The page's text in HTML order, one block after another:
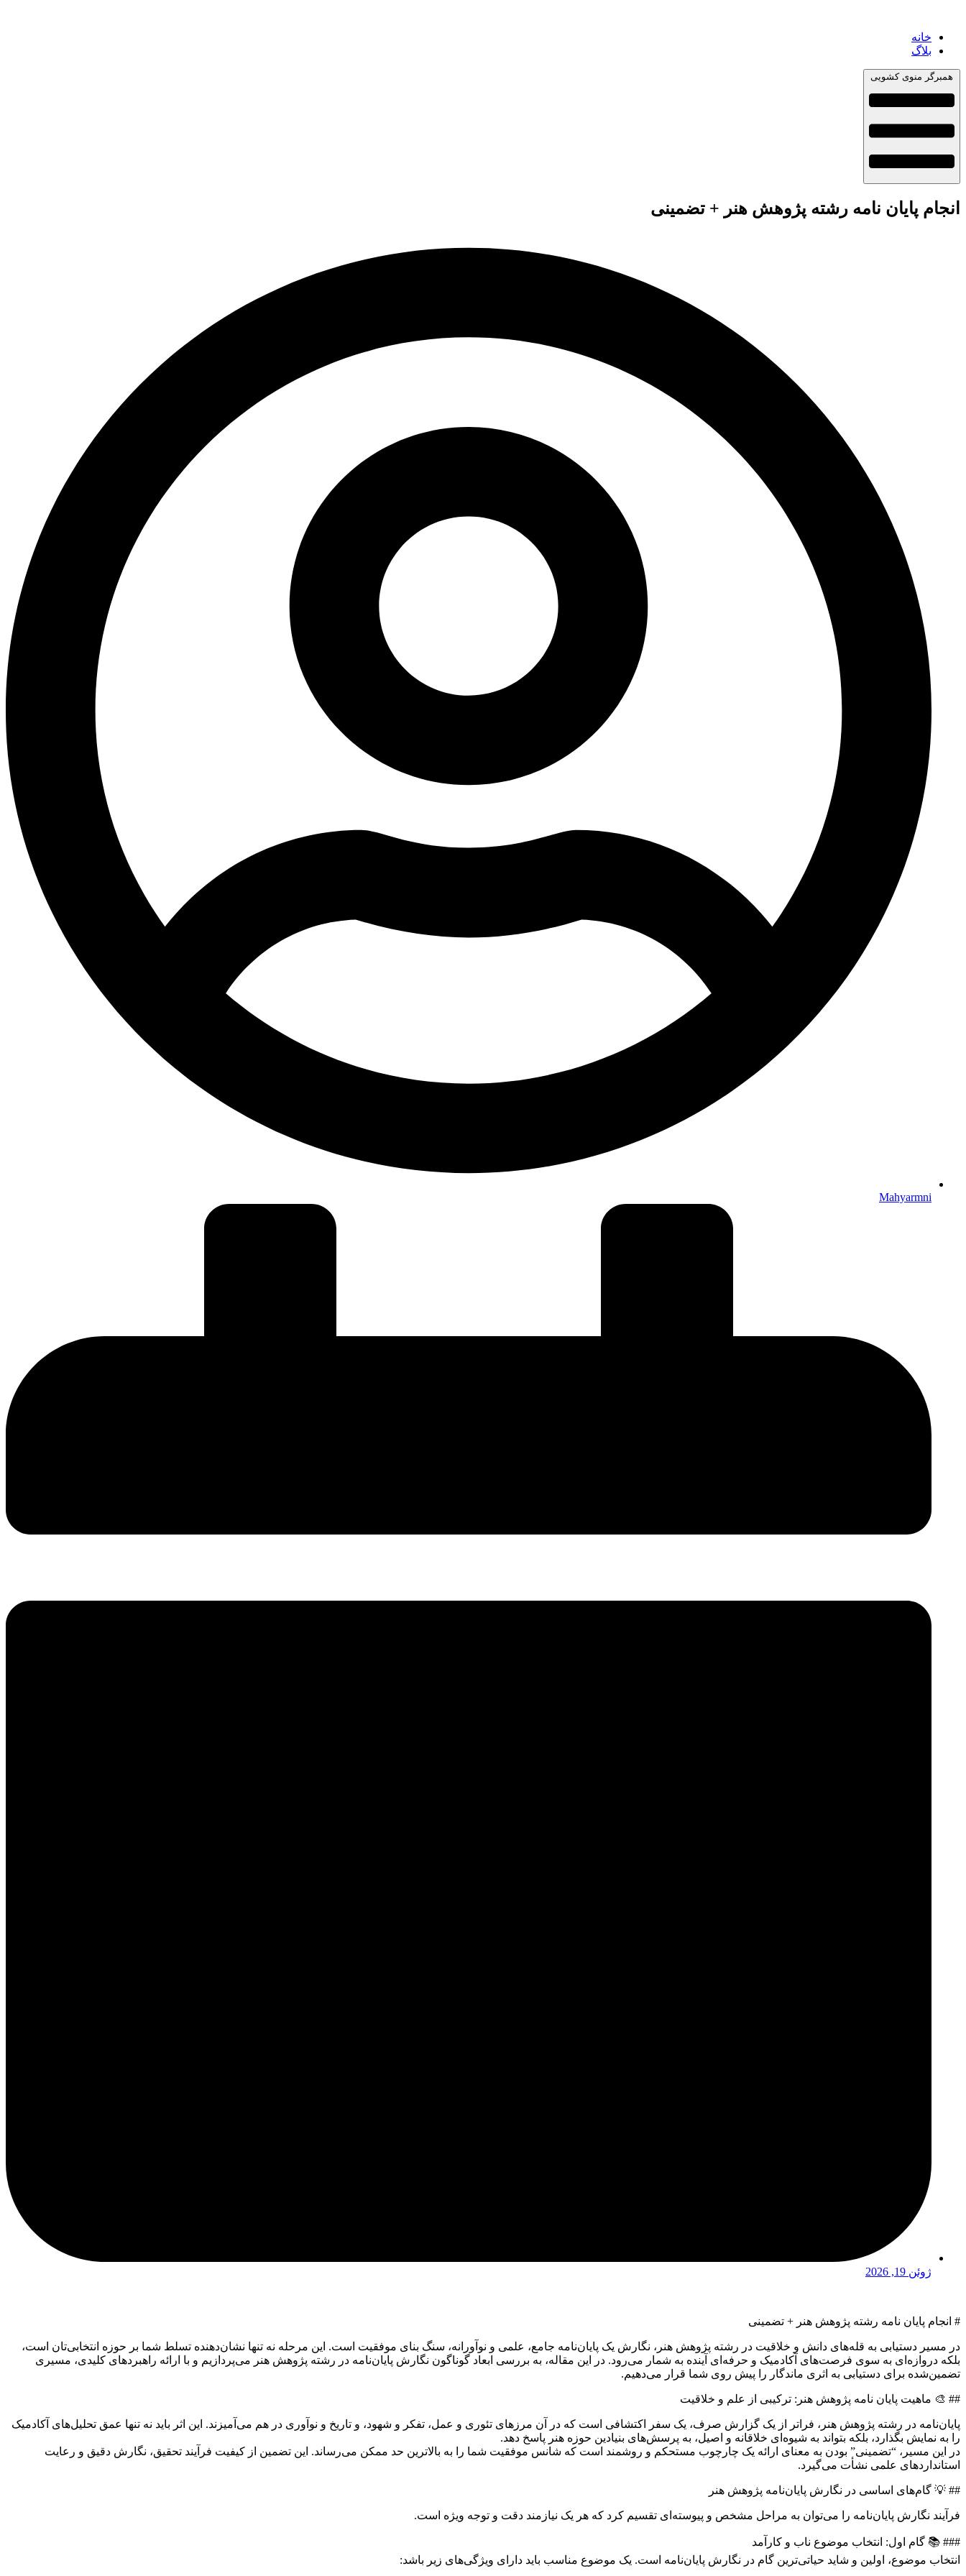
خانه
بلاگ
همبرگر منوی کشویی
انجام پایان نامه رشته پژوهش هنر + تضمینی
Mahyarmni
ژوئن 19, 2026
# انجام پایان نامه رشته پژوهش هنر + تضمینی
در مسیر دستیابی به قله‌های دانش و خلاقیت در رشته پژوهش هنر، نگارش یک پایان‌نامه جامع، علمی و نوآورانه، سنگ بنای موفقیت است. این مرحله نه تنها نشان‌دهنده تسلط شما بر حوزه انتخابی‌تان است،
بلکه دروازه‌ای به سوی فرصت‌های آکادمیک و حرفه‌ای آینده به شمار می‌رود. در این مقاله، به بررسی ابعاد گوناگون نگارش پایان‌نامه در رشته پژوهش هنر می‌پردازیم و با ارائه راهبردهای کلیدی، مسیری
تضمین‌شده برای دستیابی به اثری ماندگار را پیش روی شما قرار می‌دهیم.
## 🎨 ماهیت پایان نامه پژوهش هنر: ترکیبی از علم و خلاقیت
پایان‌نامه در رشته پژوهش هنر، فراتر از یک گزارش صرف، یک سفر اکتشافی است که در آن مرزهای تئوری و عمل، تفکر و شهود، و تاریخ و نوآوری در هم می‌آمیزند. این اثر باید نه تنها عمق تحلیل‌های آکادمیک
را به نمایش بگذارد، بلکه بتواند به شیوه‌ای خلاقانه و اصیل، به پرسش‌های بنیادین حوزه هنر پاسخ دهد.
در این مسیر، “تضمینی” بودن به معنای ارائه یک چارچوب مستحکم و روشمند است که شانس موفقیت شما را به بالاترین حد ممکن می‌رساند. این تضمین از کیفیت فرآیند تحقیق، نگارش دقیق و رعایت
استانداردهای علمی نشأت می‌گیرد.
## 💡 گام‌های اساسی در نگارش پایان‌نامه پژوهش هنر
فرآیند نگارش پایان‌نامه را می‌توان به مراحل مشخص و پیوسته‌ای تقسیم کرد که هر یک نیازمند دقت و توجه ویژه است.
### 📚 گام اول: انتخاب موضوع ناب و کارآمد
انتخاب موضوع، اولین و شاید حیاتی‌ترین گام در نگارش پایان‌نامه است. یک موضوع مناسب باید دارای ویژگی‌های زیر باشد: